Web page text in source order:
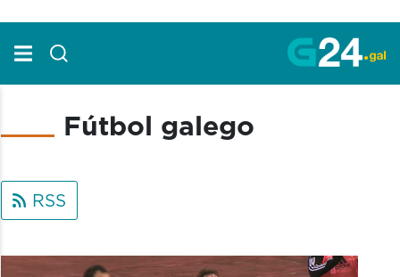
Fútbol galego
RSS